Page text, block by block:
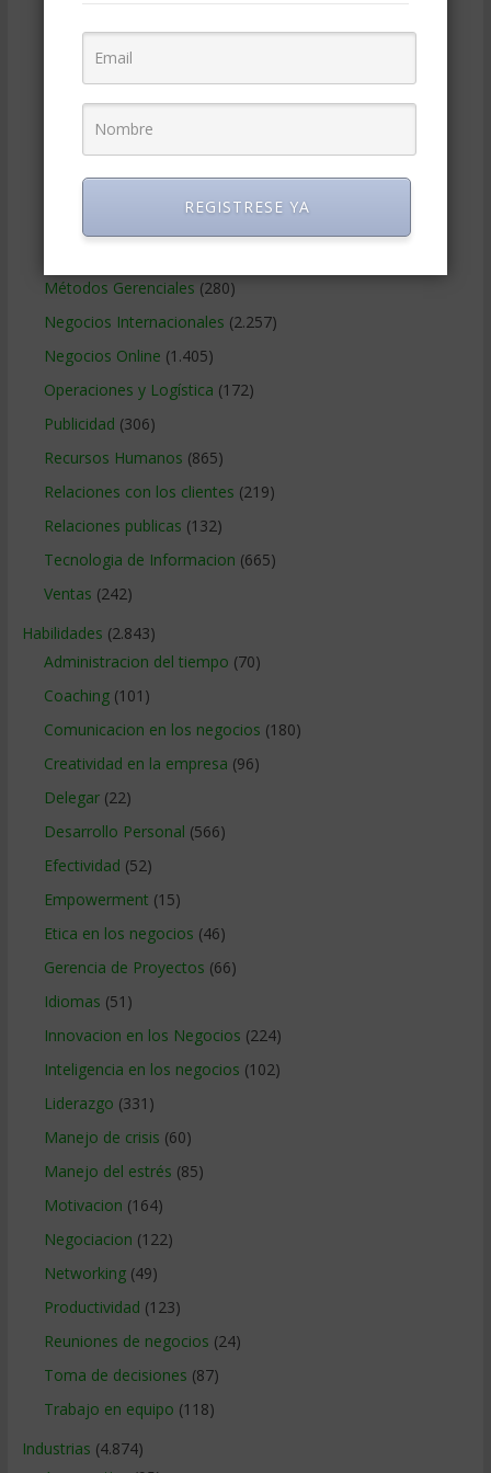
Estrategia Empresarial
Finanzas Corporativas(748)
Gerencia social y ambiental
Gobierno Corporativo(11)
(125)
Métodos Gerenciales (280)
Negocios Internacionales (2.257)
Negocios Online (1.405)
Operaciones y Logística (172)
Publicidad (306)
Recursos Humanos (865)
Relaciones con los clientes (219)
Relaciones publicas (132)
Tecnologia de Informacion (665)
Ventas (242)
Habilidades (2.843)
Administracion del tiempo (70)
Coaching(101)
Comunicacion en los negocios (180)
Creatividad en la empresa (96)
Delegar(22)
Desarrollo Personal (566)
Efectividad (52)
Empowerment (15)
Etica en los negocios (46)
Gerencia de Proyectos (66)
Idiomas (51)
Innovacion en los Negocios (224)
Inteligencia en los negocios (102)
Liderazgo (331)
Manejo de crisis (60)
Manejo del estrés (85)
Motivacion (164)
Negociacion (122)
Networking(49)
Productividad (123)
Reuniones de negocios (24)
Toma de decisiones (87)
Trabajo en equipo (118)
Industrias (4.874)
REGISTRESE YA